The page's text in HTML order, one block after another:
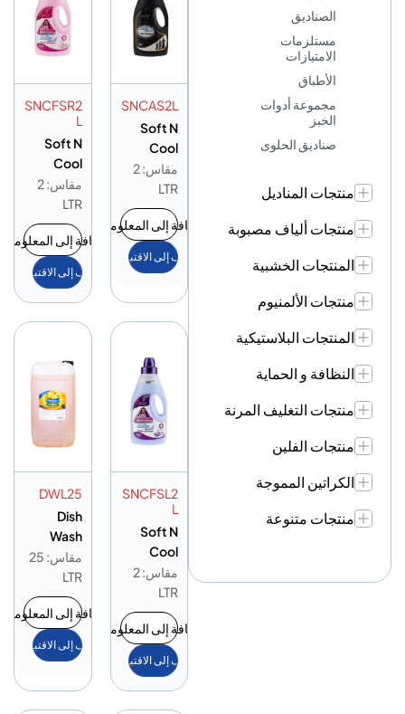
الصناديق
مستلزمات
الامتيازات
الأطباق
مجموعة أدوات
الخبز
صناديق الحلوى
منتجات المناديل
منتجات ألياف مصبوبة
المنتجات الخشبية
منتجات الألمنيوم
المنتجات البلاستيكية
النظافة و الحماية
منتجات التغليف المرنة
منتجات الفلين
الكراتين المموجة
منتجات متنوعة
SNCAS2L
Soft N
Cool
Abaya
Shampo
o 2L
مقاس: 2
LTR
إضافة إلى المعلومات
أضف إلى الاقتباس
SNCFSR2
L
Soft N
Cool
Fabric
Softener
Rose 2L
مقاس: 2
LTR
إضافة إلى
أضف إلى الاقتباس
SNCFSL2
L
Soft N
Cool
Fabric
Softener
Lavender
2L
مقاس: 2
LTR
إضافة إلى المعلومات
أضف إلى الاقتباس
DWL25
Dish
Wash
Liquid
25Ltr
مقاس: 25
LTR
إضافة إلى
أضف إلى الاقتباس